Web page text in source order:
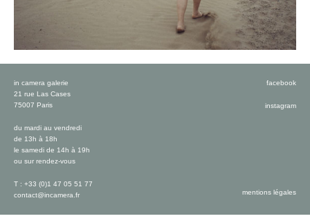
in camera galerie
21 rue Las Cases
75007 Paris
du mardi au vendredi
de 13h à 18h
le samedi de 14h à 19h
ou sur rendez-vous
T : +33 (0)1 47 05 51 77
contact@incamera.fr
facebook
instagram
mentions légales